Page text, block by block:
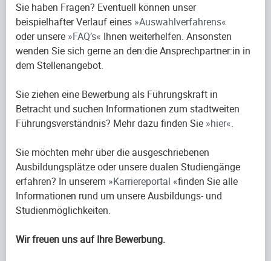
Sie haben Fragen? Eventuell können unser
beispielhafter Verlauf eines Auswahlverfahrens
oder unsere FAQ’s Ihnen weiterhelfen. Ansonsten
wenden Sie sich gerne an den:die Ansprechpartner:in in
dem Stellenangebot.
Sie ziehen eine Bewerbung als Führungskraft in
Betracht und suchen Informationen zum stadtweiten
Führungsverständnis? Mehr dazu finden Sie hier .
Sie möchten mehr über die ausgeschriebenen
Ausbildungsplätze oder unsere dualen Studiengänge
erfahren? In unserem
Karriereportal finden Sie alle
Informationen rund um unsere Ausbildungs- und
Studienmöglichkeiten.
Wir freuen uns auf Ihre Bewerbung.